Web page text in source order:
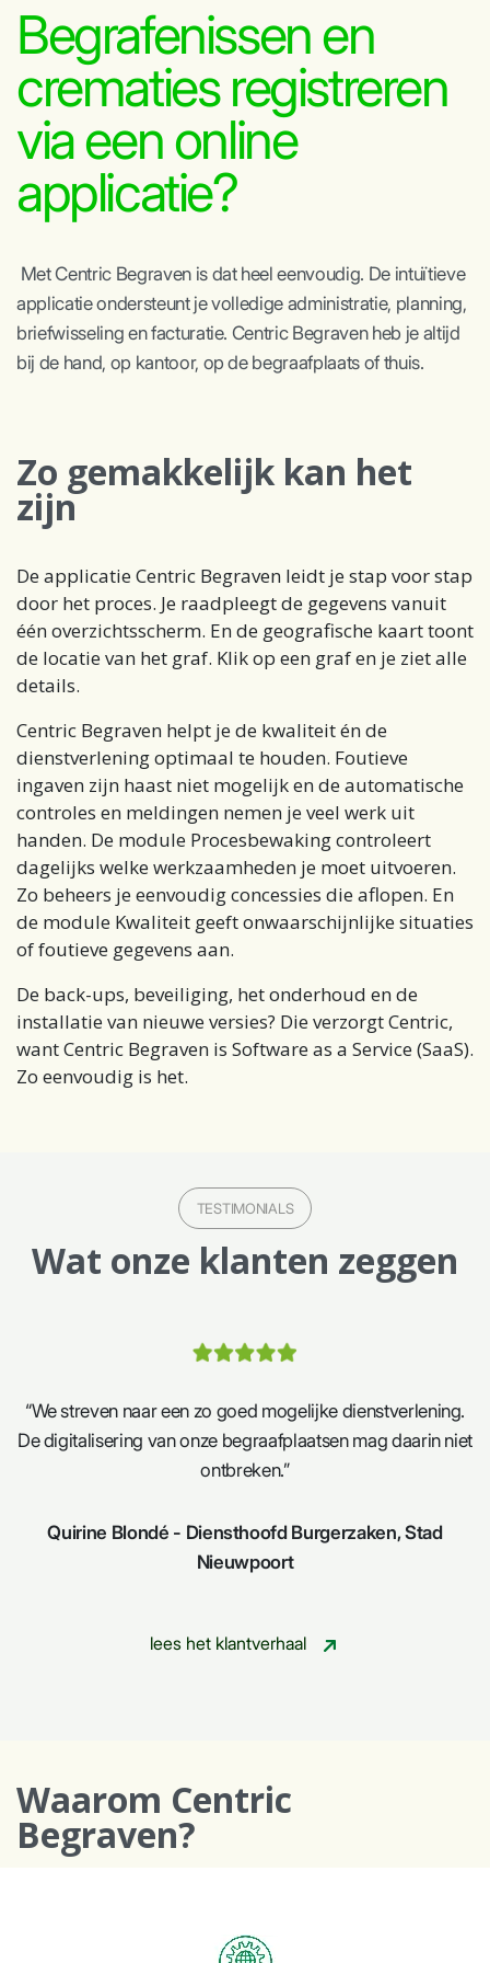
Begrafenissen en
crematies registreren
via een online
applicatie?
Met Centric Begraven is dat heel eenvoudig. De intuïtieve
applicatie ondersteunt je volledige administratie, planning,
briefwisseling en facturatie. Centric Begraven heb je altijd
bij de hand, op kantoor, op de begraafplaats of thuis.
Zo gemakkelijk kan het
zijn
De applicatie Centric Begraven leidt je stap voor stap
door het proces. Je raadpleegt de gegevens vanuit
één overzichtsscherm. En de geografische kaart toont
de locatie van het graf. Klik op een graf en je ziet alle
details.
Centric Begraven helpt je de kwaliteit én de
dienstverlening optimaal te houden. Foutieve
ingaven zijn haast niet mogelijk en de automatische
controles en meldingen nemen je veel werk uit
handen. De module Procesbewaking controleert
dagelijks welke werkzaamheden je moet uitvoeren.
Zo beheers je eenvoudig concessies die aflopen. En
de module Kwaliteit geeft onwaarschijnlijke situaties
of foutieve gegevens aan.
De back-ups, beveiliging, het onderhoud en de
installatie van nieuwe versies? Die verzorgt Centric,
want Centric Begraven is Software as a Service (SaaS).
Zo eenvoudig is het.
TESTIMONIALS
Wat onze klanten zeggen
“We streven naar een zo goed mogelijke dienstverlening.
De digitalisering van onze begraafplaatsen mag daarin niet
ontbreken.”
Quirine Blondé - Diensthoofd Burgerzaken, Stad
Nieuwpoort
lees het klantverhaal
Waarom Centric
Begraven?